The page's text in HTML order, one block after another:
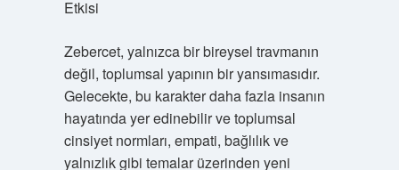
Etkisi
Zebercet, yalnızca bir bireysel travmanın
değil, toplumsal yapının bir yansımasıdır.
Gelecekte, bu karakter daha fazla insanın
hayatında yer edinebilir ve toplumsal
cinsiyet normları, empati, bağlılık ve
yalnızlık gibi temalar üzerinden yeni